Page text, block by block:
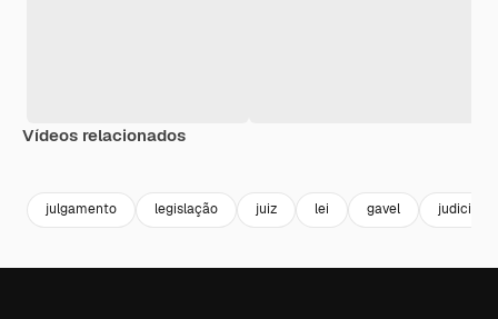
Vídeos relacionados
julgamento legislação juiz lei gavel judicial